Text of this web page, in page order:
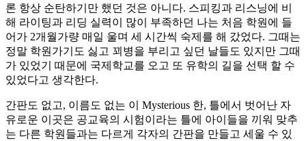
론 항상 순탄하기만 했던 것은 아니다. 스피킹과 리스닝에 비
해 라이팅과 리딩 실력이 많이 부족하던 나는 처음 학원에 들
어가 2개월가량 매일 울며 세 시간씩 숙제를 해 갔었다. 그때는
정말 학원가기도 싫고 꾀병을 부리고 싶던 날들도 있지만 그때
가 있었기 때문에 국제학교를 오고 또 유학의 길을 선택 할 수
있었다고 생각한다.
간판도 없고, 이름도 없는 이 Mysterious 한, 틀에서 벗어난 자
유로운 이곳은 공교육의 시험이라는 틀에 아이들을 끼워 맞추
는 다른 학원들과는 다르게 각자의 간판을 만들고 세울 수 있